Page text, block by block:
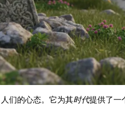
们的心态。它为其时代提供了一